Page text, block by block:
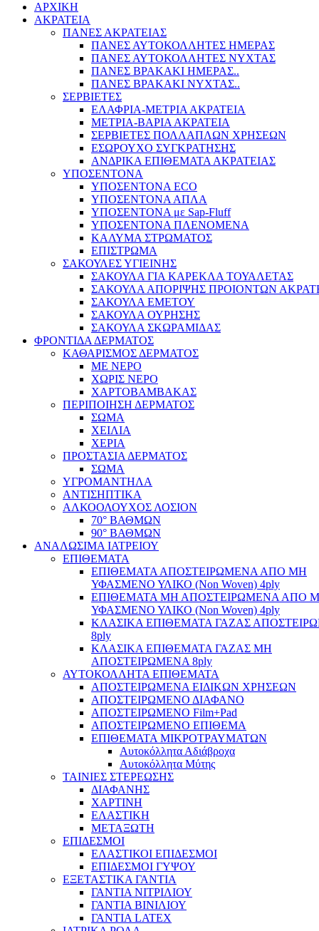
ΑΡΧΙΚΗ
ΑΚΡΑΤΕΙΑ
ΠΑΝΕΣ ΑΚΡΑΤΕΙΑΣ
ΠΑΝΕΣ ΑΥΤΟΚΟΛΛΗΤΕΣ ΗΜΕΡΑΣ
ΠΑΝΕΣ ΑΥΤΟΚΟΛΛΗΤΕΣ ΝΥΧΤΑΣ
ΠΑΝΕΣ ΒΡΑΚΑΚΙ ΗΜΕΡΑΣ..
ΠΑΝΕΣ ΒΡΑΚΑΚΙ ΝΥΧΤΑΣ..
ΣΕΡΒΙΕΤΕΣ
ΕΛΑΦΡΙΑ-ΜΕΤΡΙΑ ΑΚΡΑΤΕΙΑ
ΜΕΤΡΙΑ-ΒΑΡΙΑ ΑΚΡΑΤΕΙΑ
ΣΕΡΒΙΕΤΕΣ ΠΟΛΛΑΠΛΩΝ ΧΡΗΣΕΩΝ
ΕΣΩΡΟΥΧΟ ΣΥΓΚΡΑΤΗΣΗΣ
ΑΝΔΡΙΚΑ ΕΠΙΘΕΜΑΤΑ ΑΚΡΑΤΕΙΑΣ
ΥΠΟΣΕΝΤΟΝΑ
ΥΠΟΣΕΝΤΟΝΑ ECO
ΥΠΟΣΕΝΤΟΝΑ ΑΠΛΑ
ΥΠΟΣΕΝΤΟΝΑ με Sap-Fluff
ΥΠΟΣΕΝΤΟΝΑ ΠΛΕΝΟΜΕΝΑ
ΚΑΛΥΜΑ ΣΤΡΩΜΑΤΟΣ
ΕΠΙΣΤΡΩΜΑ
ΣΑΚΟΥΛΕΣ ΥΓΙΕΙΝΗΣ
ΣΑΚΟΥΛΑ ΓΙΑ ΚΑΡΕΚΛΑ ΤΟΥΑΛΕΤΑΣ
ΣΑΚΟΥΛΑ ΑΠΟΡΙΨΗΣ ΠΡΟΙΟΝΤΩΝ
ΣΑΚΟΥΛΑ ΕΜΕΤΟΥ
ΣΑΚΟΥΛΑ ΟΥΡΗΣΗΣ
ΣΑΚΟΥΛΑ ΣΚΩΡΑΜΙΔΑΣ
ΦΡΟΝΤΙΔΑ ΔΕΡΜΑΤΟΣ
ΚΑΘΑΡΙΣΜΟΣ ΔΕΡΜΑΤΟΣ
ΜΕ ΝΕΡΟ
ΧΩΡΙΣ ΝΕΡΟ
ΧΑΡΤΟΒΑΜΒΑΚΑΣ
ΠΕΡΙΠΟΙΗΣΗ ΔΕΡΜΑΤΟΣ
ΣΩΜΑ
ΧΕΙΛΙΑ
ΧΕΡΙΑ
ΠΡΟΣΤΑΣΙΑ ΔΕΡΜΑΤΟΣ
ΣΩΜΑ
ΥΓΡΟΜΑΝΤΗΛΑ
ΑΝΤΙΣΗΠΤΙΚΑ
ΑΛΚΟΟΛΟΥΧΟΣ ΛΟΣΙΟΝ
70° ΒΑΘΜΩΝ
90° ΒΑΘΜΩΝ
ΑΝΑΛΩΣΙΜΑ ΙΑΤΡΕΙΟΥ
ΕΠΙΘΕΜΑΤΑ
ΕΠΙΘΕΜΑΤΑ ΑΠΟΣΤΕΙΡΩΜΕΝΑ ΑΠΟ ΜΗ
ΥΦΑΣΜΕΝΟ ΥΛΙΚΟ (Non Woven) 4ply
ΕΠΙΘΕΜΑΤΑ ΜΗ ΑΠΟΣΤΕΙΡΩΜΕΝΑ ΑΠΟ
ΥΦΑΣΜΕΝΟ ΥΛΙΚΟ (Non Woven) 4ply
ΚΛΑΣΙΚΑ ΕΠΙΘΕΜΑΤΑ ΓΑΖΑΣ
8ply
ΚΛΑΣΙΚΑ ΕΠΙΘΕΜΑΤΑ ΓΑΖΑΣ ΜΗ
ΑΠΟΣΤΕΙΡΩΜΕΝΑ 8ply
ΑΥΤΟΚΟΛΛΗΤΑ ΕΠΙΘΕΜΑΤΑ
ΑΠΟΣΤΕΙΡΩΜΕΝΑ ΕΙΔΙΚΩΝ ΧΡΗΣΕΩΝ
ΑΠΟΣΤΕΙΡΩΜΕΝΟ ΔΙΑΦΑΝΟ
ΑΠΟΣΤΕΙΡΩΜΕΝΟ Film+Pad
ΑΠΟΣΤΕΙΡΩΜΕΝΟ ΕΠΙΘΕΜΑ
ΕΠΙΘΕΜΑΤΑ ΜΙΚΡΟΤΡΑΥΜΑΤΩΝ
Αυτοκόλλητα Αδιάβροχα
Αυτοκόλλητα Μύτης
ΤΑΙΝΙΕΣ ΣΤΕΡΕΩΣΗΣ
ΔΙΑΦΑΝΗΣ
ΧΑΡΤΙΝΗ
ΕΛΑΣΤΙΚΗ
ΜΕΤΑΞΩΤΗ
ΕΠΙΔΕΣΜΟΙ
ΕΛΑΣΤΙΚΟΙ ΕΠΙΔΕΣΜΟΙ
ΕΠΙΔΕΣΜΟΙ ΓΥΨΟΥ
ΕΞΕΤΑΣΤΙΚΑ ΓΑΝΤΙΑ
ΓΑΝΤΙΑ ΝΙΤΡΙΛΙΟΥ
ΓΑΝΤΙΑ ΒΙΝΙΛΙΟΥ
ΓΑΝΤΙΑ LATEX